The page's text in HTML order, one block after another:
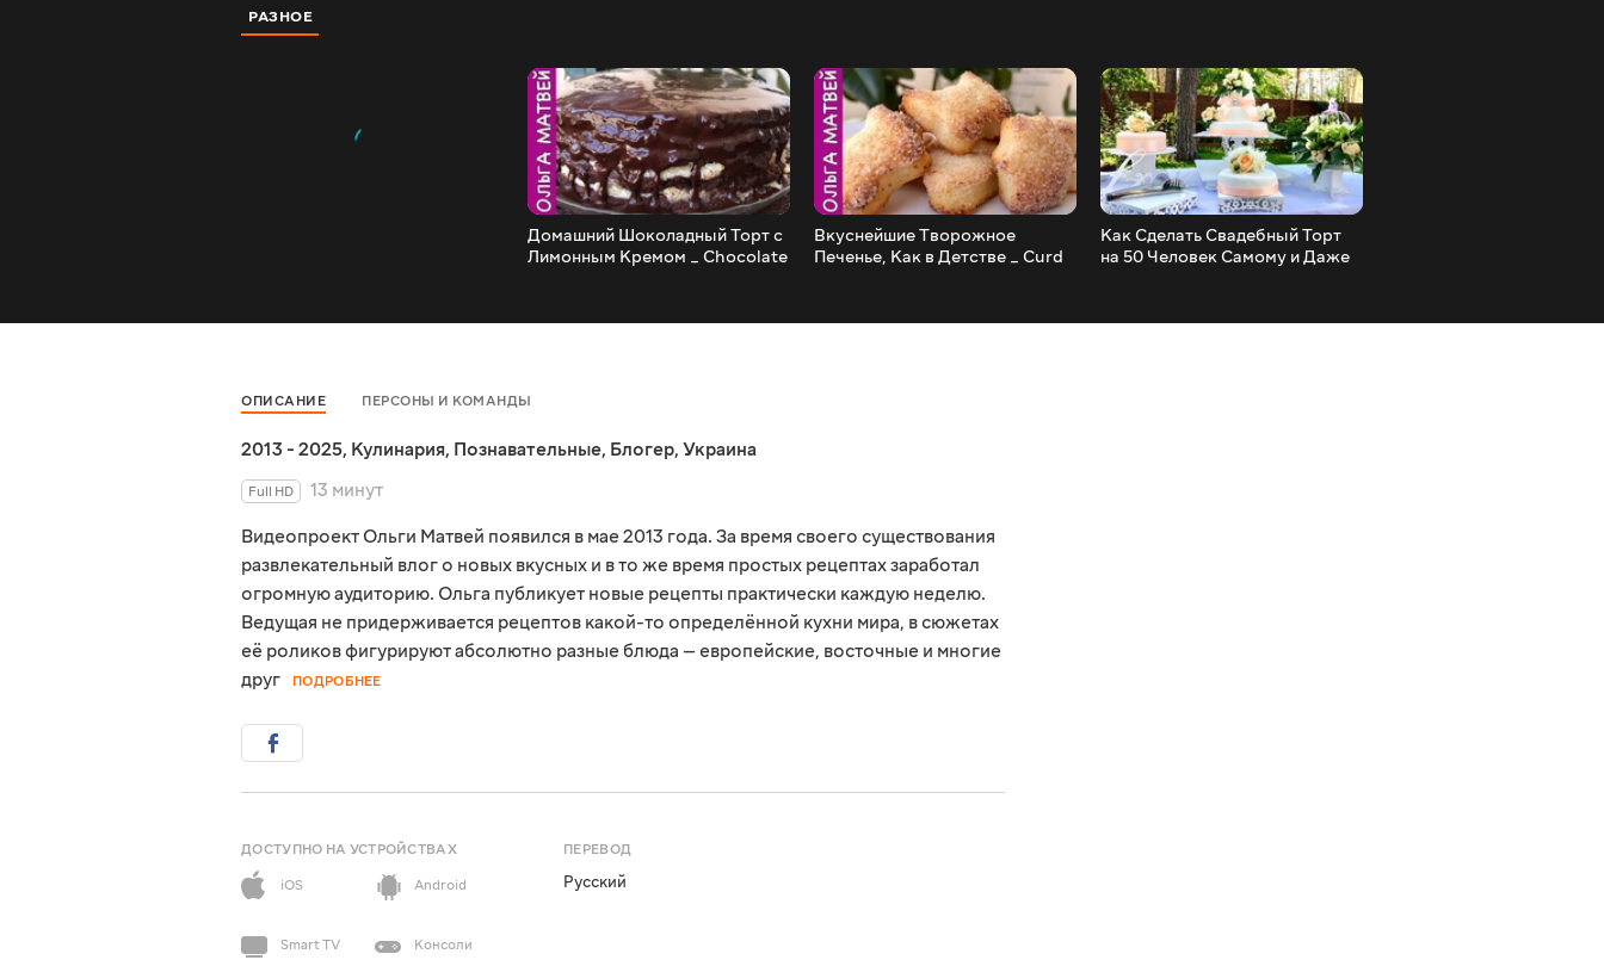
РАЗНОЕ
Домашний Шоколадный Торт с
Лимонным Кремом _ Chocolate
Вкуснейшие Творожное
Печенье, Как в Детстве _ Curd
Как Сделать Свадебный Торт
на 50 Человек Самому и Даже
ОПИСАНИЕ ПЕРСОНЫ И КОМАНДЫ
2013 - 2025, Кулинария, Познавательные, Блогер, Украина
Full HD
13 минут
Видеопроект Ольги Матвей появился в мае 2013 года. За время своего существования
развлекательный влог о новых вкусных и в то же время простых рецептах заработал
огромную аудиторию. Ольга публикует новые рецепты практически каждую неделю.
Ведущая не придерживается рецептов какой-то определённой кухни мира, в сюжетах
её роликов фигурируют абсолютно разные блюда — европейские, восточные и многие
друг
ПОДРОБНЕЕ
ДОСТУПНО НА УСТРОЙСТВАХ
iOS
Android
Smart TV Консоли
ПЕРЕВОД
Русский